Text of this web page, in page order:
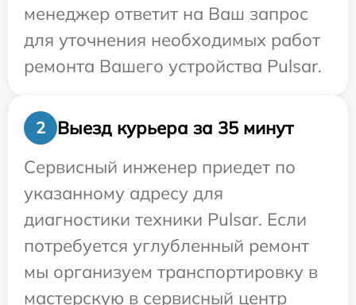
менеджер ответит на Ваш запрос
для уточнения необходимых работ
ремонта Вашего устройства Pulsar.
2
Выезд курьера за 35 минут
Сервисный инженер приедет по
указанному адресу для
диагностики техники Pulsar. Если
потребуется углубленный ремонт
мы организуем транспортировку в
мастерскую в сервисный центр